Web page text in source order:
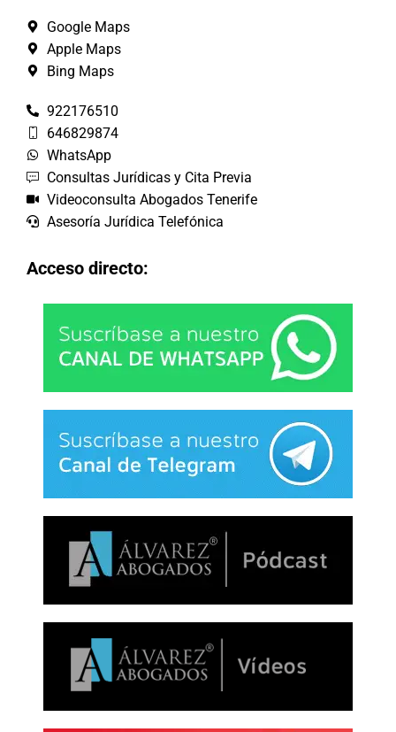
Google Maps
Apple Maps
Bing Maps
922176510
646829874
WhatsApp
Consultas Jurídicas y Cita Previa
Videoconsulta Abogados Tenerife
Asesoría Jurídica Telefónica
Acceso directo: